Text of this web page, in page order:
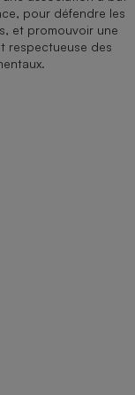
pour défendre les
et promouvoir une
respectueuse des